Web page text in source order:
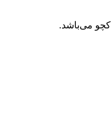
می‌باشد.